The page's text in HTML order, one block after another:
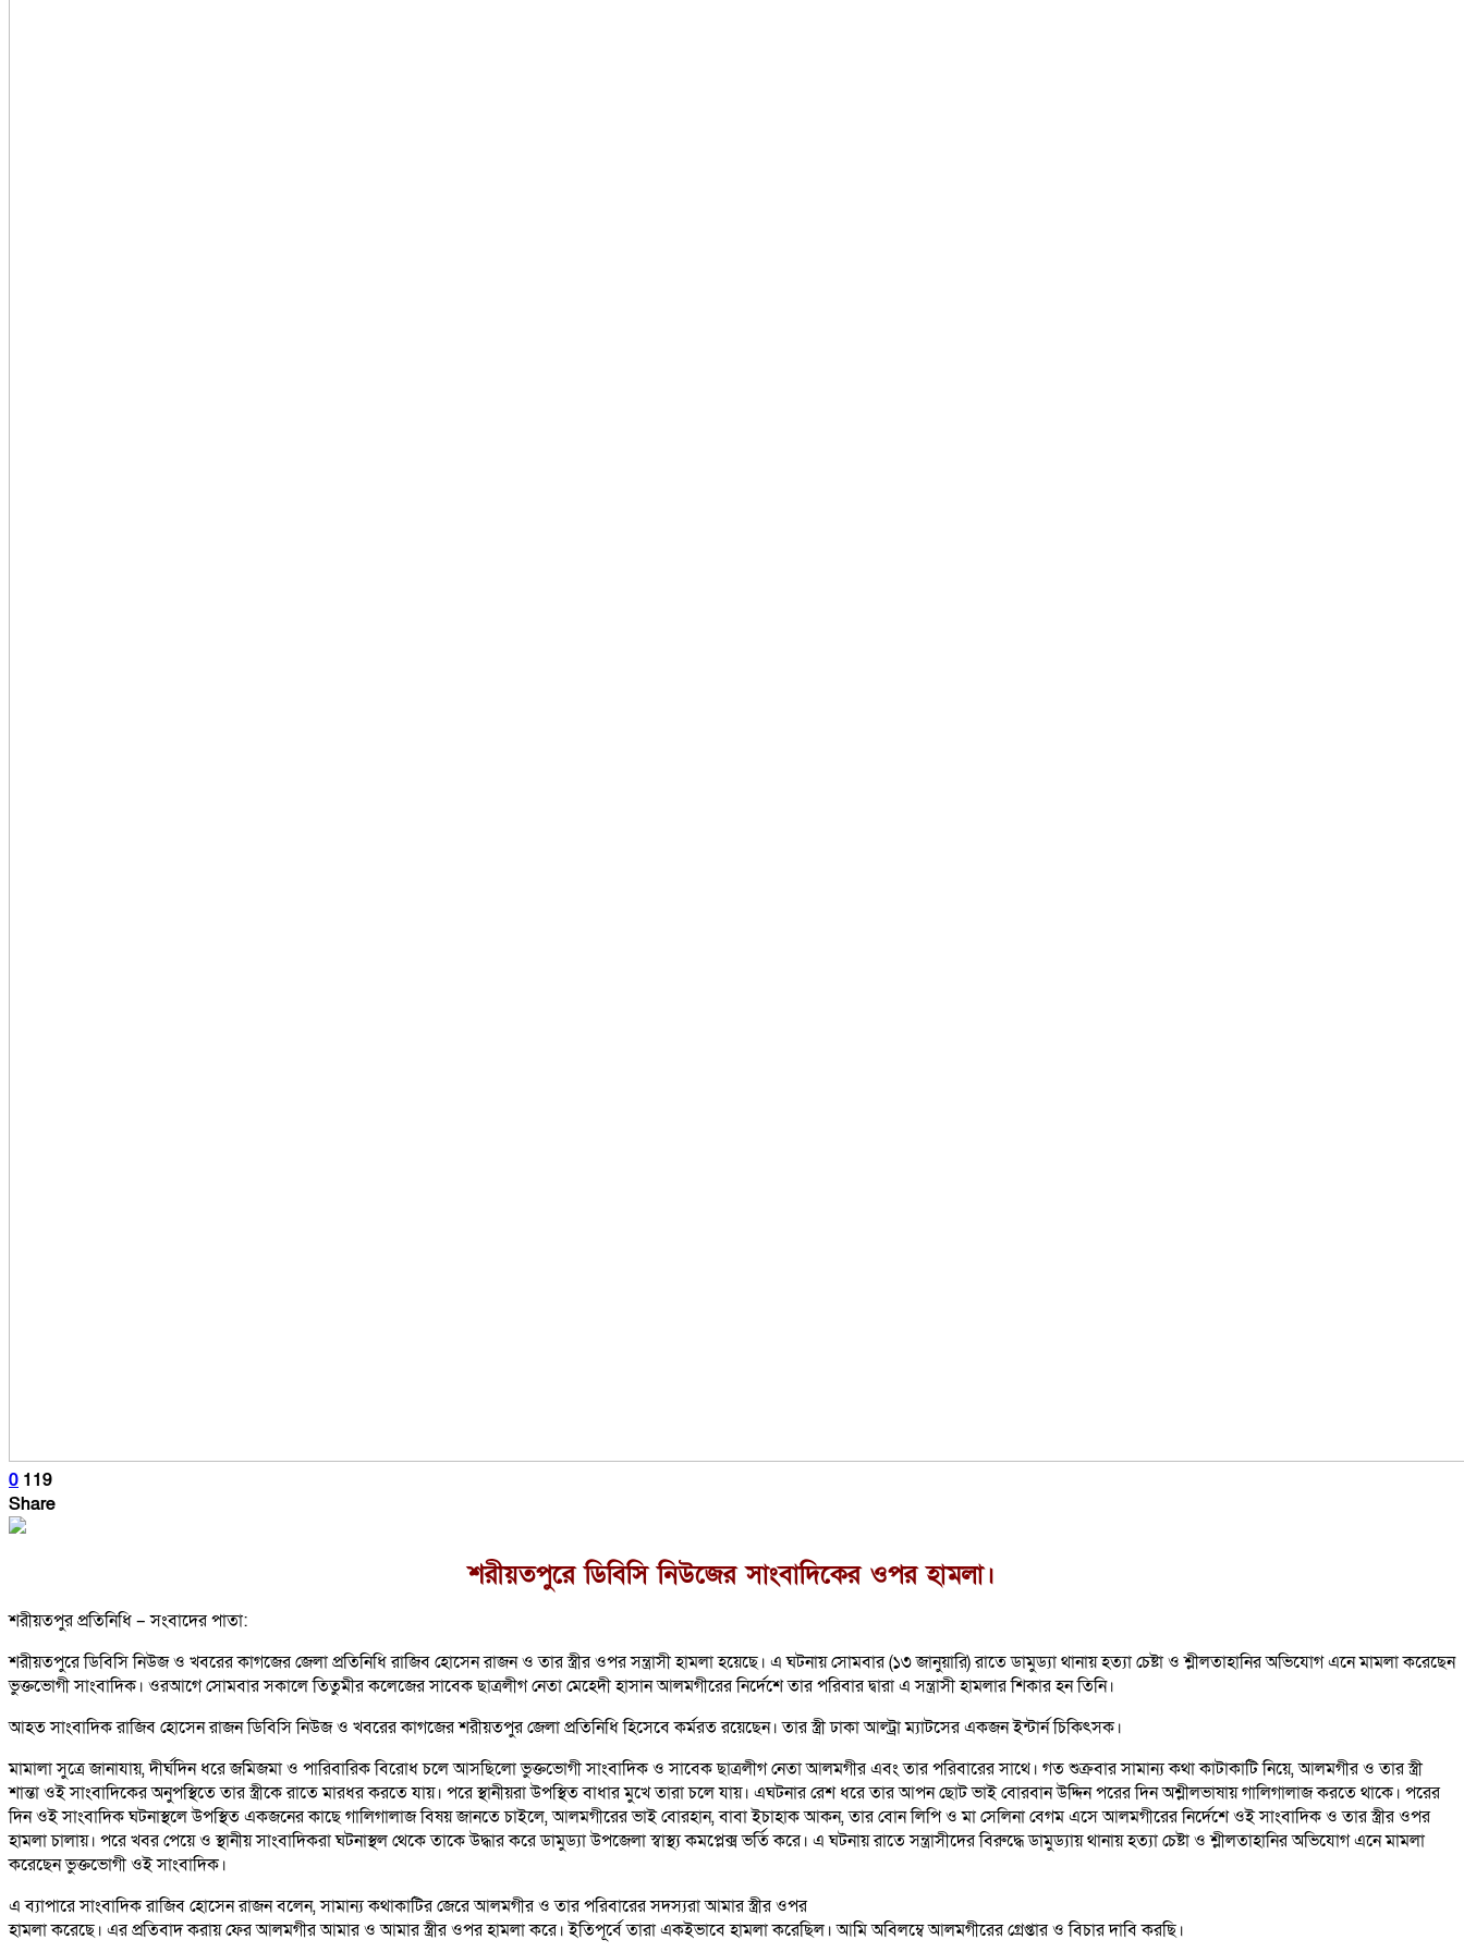
0 119
Share
শরীয়তপুরে ডিবিসি নিউজের সাংবাদিকের ওপর হামলা।
শরীয়তপুর প্রতিনিধি – সংবাদের পাতা:
শরীয়তপুরে ডিবিসি নিউজ ও খবরের কাগজের জেলা প্রতিনিধি রাজিব হোসেন রাজন ও তার স্ত্রীর ওপর সন্ত্রাসী হামলা হয়েছে। এ ঘটনায় সোমবার (১৩ জানুয়ারি) রাতে ডামুড্যা থানায় হত্যা চেষ্টা ও শ্লীলতাহানির অভিযোগ এনে মামলা করেছেন
ভুক্তভোগী সাংবাদিক। ওরআগে সোমবার সকালে তিতুমীর কলেজের সাবেক ছাত্রলীগ নেতা মেহেদী হাসান আলমগীরের নির্দেশে তার পরিবার দ্বারা এ সন্ত্রাসী হামলার শিকার হন তিনি।
আহত সাংবাদিক রাজিব হোসেন রাজন ডিবিসি নিউজ ও খবরের কাগজের শরীয়তপুর জেলা প্রতিনিধি হিসেবে কর্মরত রয়েছেন। তার স্ত্রী ঢাকা আল্ট্রা ম্যাটসের একজন ইন্টার্ন চিকিৎসক।
মামালা সুত্রে জানাযায়, দীর্ঘদিন ধরে জমিজমা ও পারিবারিক বিরোধ চলে আসছিলো ভুক্তভোগী সাংবাদিক ও সাবেক ছাত্রলীগ নেতা আলমগীর এবং তার পরিবারের সাথে। গত শুক্রবার সামান্য কথা কাটাকাটি নিয়ে, আলমগীর ও তার স্ত্রী
শান্তা ওই সাংবাদিকের অনুপস্থিতে তার স্ত্রীকে রাতে মারধর করতে যায়। পরে স্থানীয়রা উপস্থিত বাধার মুখে তারা চলে যায়। এঘটনার রেশ ধরে তার আপন ছোট ভাই বোরবান উদ্দিন পরের দিন অশ্লীলভাষায় গালিগালাজ করতে থাকে। পরের
দিন ওই সাংবাদিক ঘটনাস্থলে উপস্থিত একজনের কাছে গালিগালাজ বিষয় জানতে চাইলে, আলমগীরের ভাই বোরহান, বাবা ইচাহাক আকন, তার বোন লিপি ও মা সেলিনা বেগম এসে আলমগীরের নির্দেশে ওই সাংবাদিক ও তার স্ত্রীর ওপর
হামলা চালায়। পরে খবর পেয়ে ও স্থানীয় সাংবাদিকরা ঘটনাস্থল থেকে তাকে উদ্ধার করে ডামুড্যা উপজেলা স্বাস্থ্য কমপ্লেক্স ভর্তি করে। এ ঘটনায় রাতে সন্ত্রাসীদের বিরুদ্ধে ডামুড্যায় থানায় হত্যা চেষ্টা ও শ্লীলতাহানির অভিযোগ এনে মামলা
করেছেন ভুক্তভোগী ওই সাংবাদিক।
এ ব্যাপারে সাংবাদিক রাজিব হোসেন রাজন বলেন, সামান্য কথাকাটির জেরে আলমগীর ও তার পরিবারের সদস্যরা আমার স্ত্রীর ওপর
হামলা করেছে। এর প্রতিবাদ করায় ফের আলমগীর আমার ও আমার স্ত্রীর ওপর হামলা করে। ইতিপূর্বে তারা একইভাবে হামলা করেছিল। আমি অবিলম্বে আলমগীরের গ্রেপ্তার ও বিচার দাবি করছি।